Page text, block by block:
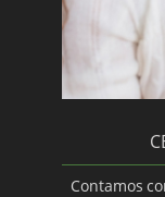
Contamos